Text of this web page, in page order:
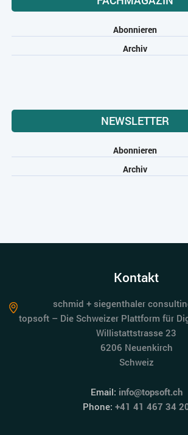
Abonnieren
Archiv
NEWSLETTER
Abonnieren
Archiv
Kontakt
schmid + siegenthaler
topsoft – Die Schweizer Plattform für
Willistattstrasse 23
6206 Neuenkirch
Schweiz
Email: info@topsoft.ch
Phone: +41 41 467 34